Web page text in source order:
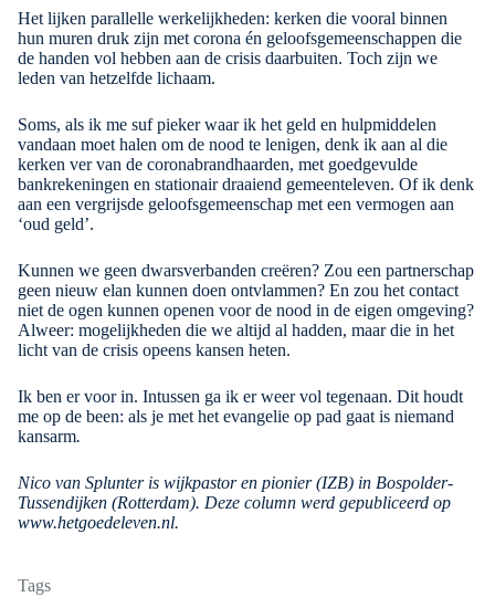
Het lijken parallelle werkelijkheden: kerken die vooral binnen
hun muren druk zijn met corona én geloofsgemeenschappen die
de handen vol hebben aan de crisis daarbuiten. Toch zijn we
leden van hetzelfde lichaam.
Soms, als ik me suf pieker waar ik het geld en hulpmiddelen
vandaan moet halen om de nood te lenigen, denk ik aan al die
kerken ver van de coronabrandhaarden, met goedgevulde
bankrekeningen en stationair draaiend gemeenteleven. Of ik denk
aan een vergrijsde geloofsgemeenschap met een vermogen aan
‘oud geld’.
Kunnen we geen dwarsverbanden creëren? Zou een partnerschap
geen nieuw elan kunnen doen ontvlammen? En zou het contact
niet de ogen kunnen openen voor de nood in de eigen omgeving?
Alweer: mogelijkheden die we altijd al hadden, maar die in het
licht van de crisis opeens kansen heten.
Ik ben er voor in. Intussen ga ik er weer vol tegenaan. Dit houdt
me op de been: als je met het evangelie op pad gaat is niemand
kansarm.
Nico van Splunter is wijkpastor en pionier (IZB) in Bospolder-
Tussendijken (Rotterdam). Deze column werd gepubliceerd op
www.hetgoedeleven.nl.
Tags